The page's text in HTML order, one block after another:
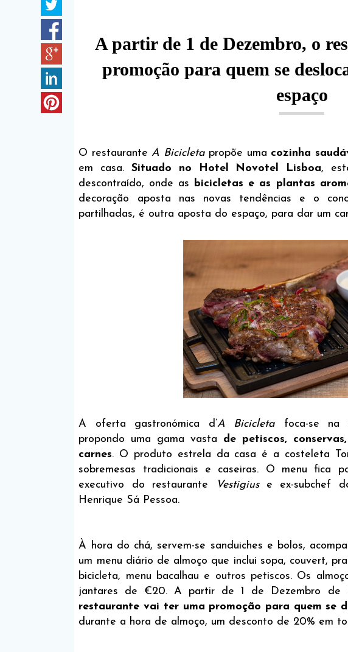
A partir de 1 de Dezembro, o
promoção para quem se
espaço
O restauranteA Bicicletapropõe uma cozinha
em casa.Situado no Hotel Novotel Lisboa,
descontraído, onde as bicicletas e as plantas
decoração aposta nas novas tendências e o
partilhadas, é outra aposta do espaço, para dar um
A oferta gastronómica d’A Bicicleta foca-se na
propondo uma gama vasta de petiscos,
carnes. O produto estrela da casa é a costeleta
sobremesas tradicionais e caseiras. O menu fica
executivo do restaurante
Vestigius e ex-subchef
Henrique Sá Pessoa.
À hora do chá, servem-se sanduiches e bolos,
um menu diário de almoço que inclui sopa, couvert,
bicicleta, menu bacalhau e outros petiscos. Os
jantares de €20. A partir de 1 de Dezembro de
restaurante vai ter uma promoção para quem se
durante a hora de almoço, um desconto de 20% em